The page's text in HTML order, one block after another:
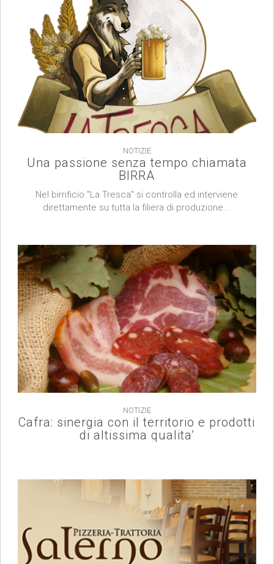
NOTIZIE
Una passione senza tempo chiamata
BIRRA
Nel birrificio "La Tresca" si controlla ed interviene
direttamente su tutta la filiera di produzione...
NOTIZIE
Cafra: sinergia con il territorio e prodotti
di altissima qualita’